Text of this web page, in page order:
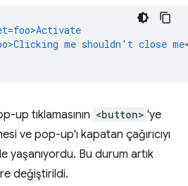
=foo>Activate
me shouldn ' t close me
up tıklamasının <button> 'ye
ve pop-up'ı kapatan çağırıcıyı
yaşanıyordu. Bu durum artık
değiştirildi.